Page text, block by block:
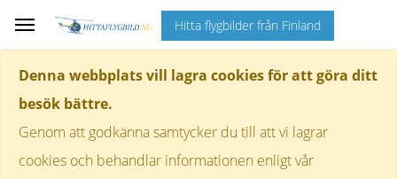
Denna webbplats vill lagra cookies för att göra ditt
besök bättre.
Genom att godkänna samtycker du till att vi lagrar
cookies och behandlar informationen enligt vår
Hitta flygbilder från Finland